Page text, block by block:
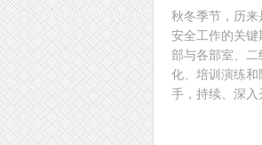
秋冬季节，历
安全工作的关
部与各部室、
化、培训演练
手，持续、深